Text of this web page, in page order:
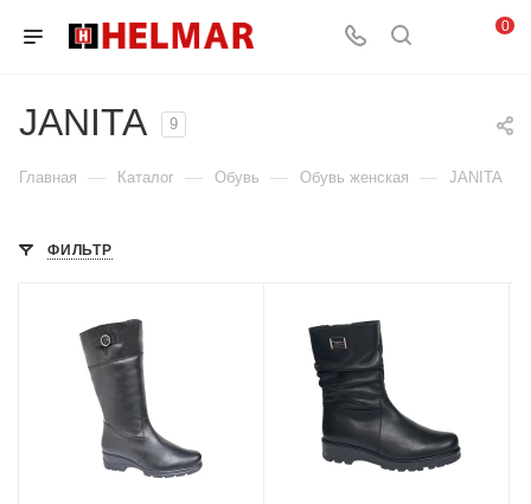
0
JANITA 9
Главная — Каталог — Обувь — Обувь женская — JANITA
ФИЛЬТР